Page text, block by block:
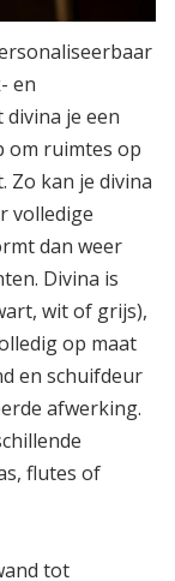
en
je een
om ruimtes op
Zo kan je divina
volledige
dan weer
Divina is
wit of grijs),
op maat
en schuifdeur
afwerking.
flutes of
tot